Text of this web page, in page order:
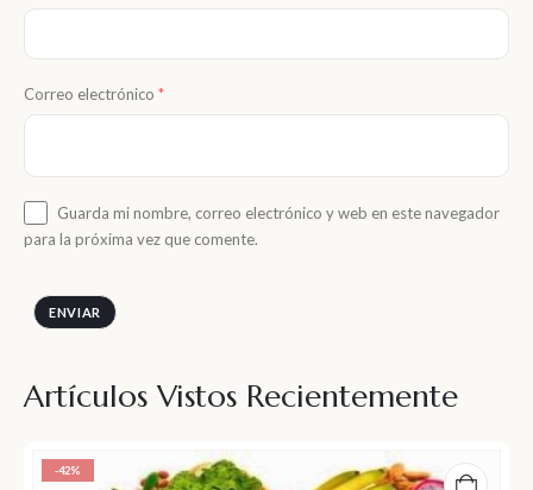
Correo electrónico *
Guarda mi nombre, correo electrónico y web en este navegador
para la próxima vez que comente.
Artículos Vistos Recientemente
-42%